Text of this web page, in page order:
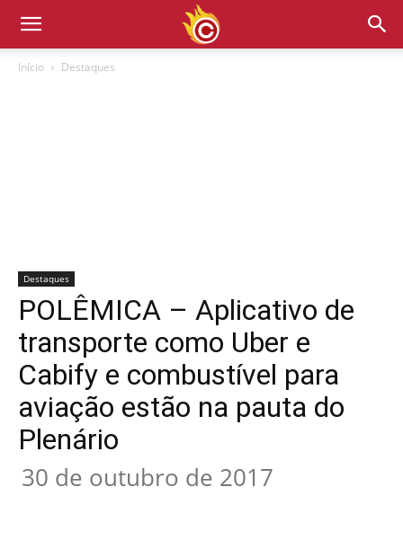
Início Destaques
Destaques
POLÊMICA – Aplicativo de
transporte como Uber e
Cabify e combustível para
aviação estão na pauta do
Plenário
30 de outubro de 2017